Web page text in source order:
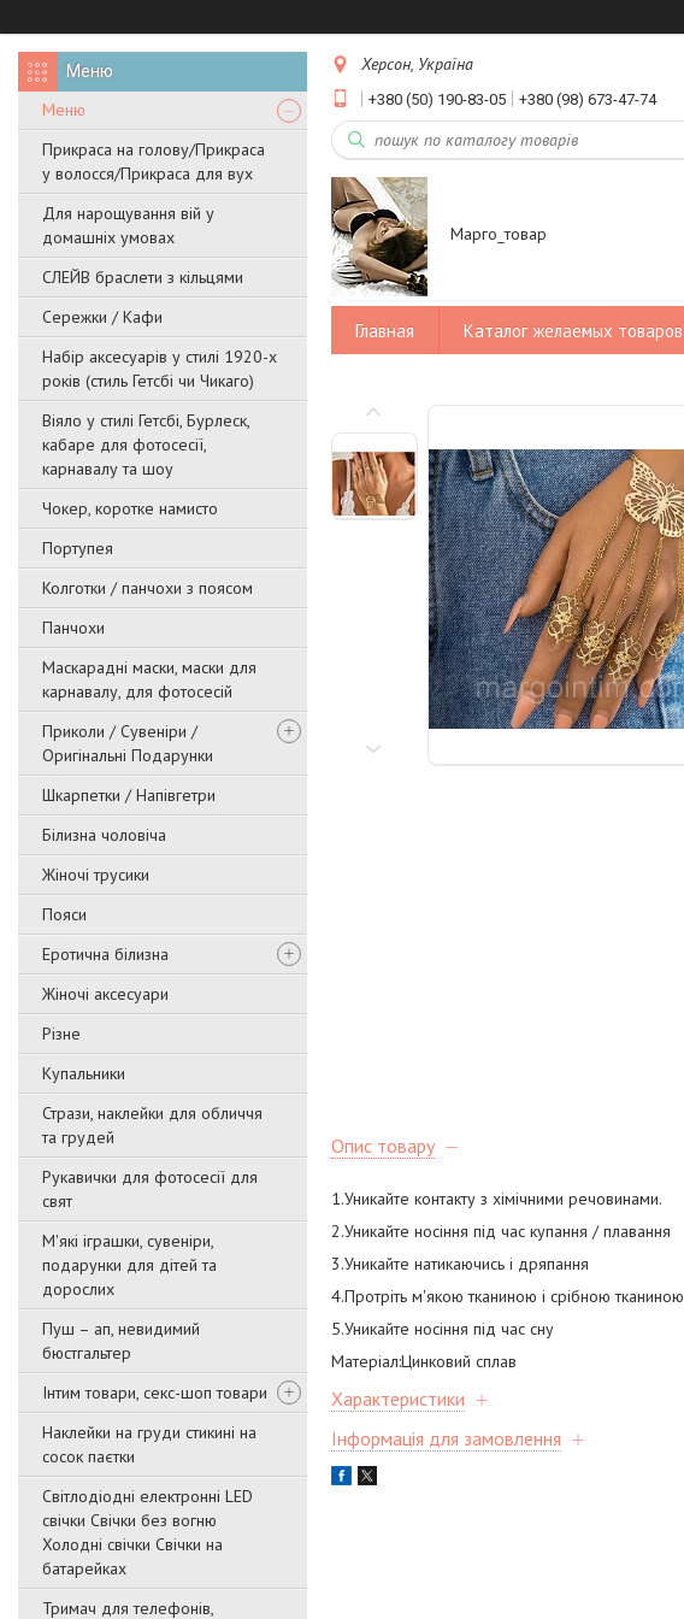
Меню
Прикраса на голову/Прикраса
у волосся/Прикраса для вух
Для нарощування вій у
домашніх умовах
СЛЕЙВ браслети з кільцями
Сережки / Кафи
Набір аксесуарів у стилі 1920-х
років (стиль Гетсбі чи Чикаго)
Віяло у стилі Гетсбі, Бурлеск,
кабаре для фотосесії,
карнавалу та шоу
Чокер, коротке намисто
Портупея
Колготки / панчохи з поясом
Панчохи
Маскарадні маски, маски для
карнавалу, для фотосесій
Приколи / Сувеніри /
Оригінальні Подарунки
Шкарпетки / Напівгетри
Білизна чоловіча
Жіночі трусики
Пояси
Еротична білизна
Жіночі аксесуари
Різне
Купальники
Стрази, наклейки для обличчя
та грудей
Рукавички для фотосесії для
свят
М'які іграшки, сувеніри,
подарунки для дітей та
дорослих
Пуш – ап, невидимий
бюстгальтер
Інтим товари, секс-шоп товари
Наклейки на груди стикині на
сосок паєтки
Світлодіодні електронні LED
свічки Свічки без вогню
Холодні свічки Свічки на
батарейках
Тримач для телефонів,
Херсон, Україна
+380 (50) 190-83-05 +380 (98) 673-47-74
Марго_товар
Главная Каталог желаемых товаров
Опис товару
1.Уникайте контакту з хімічними речовинами.
2.Уникайте носіння під час купання / плавання
3.Уникайте натикаючись і дряпання
4.Протріть м'якою тканиною і срібною тканиною
5.Уникайте носіння під час сну
Матеріал:Цинковий сплав
Характеристики
Інформація для замовлення